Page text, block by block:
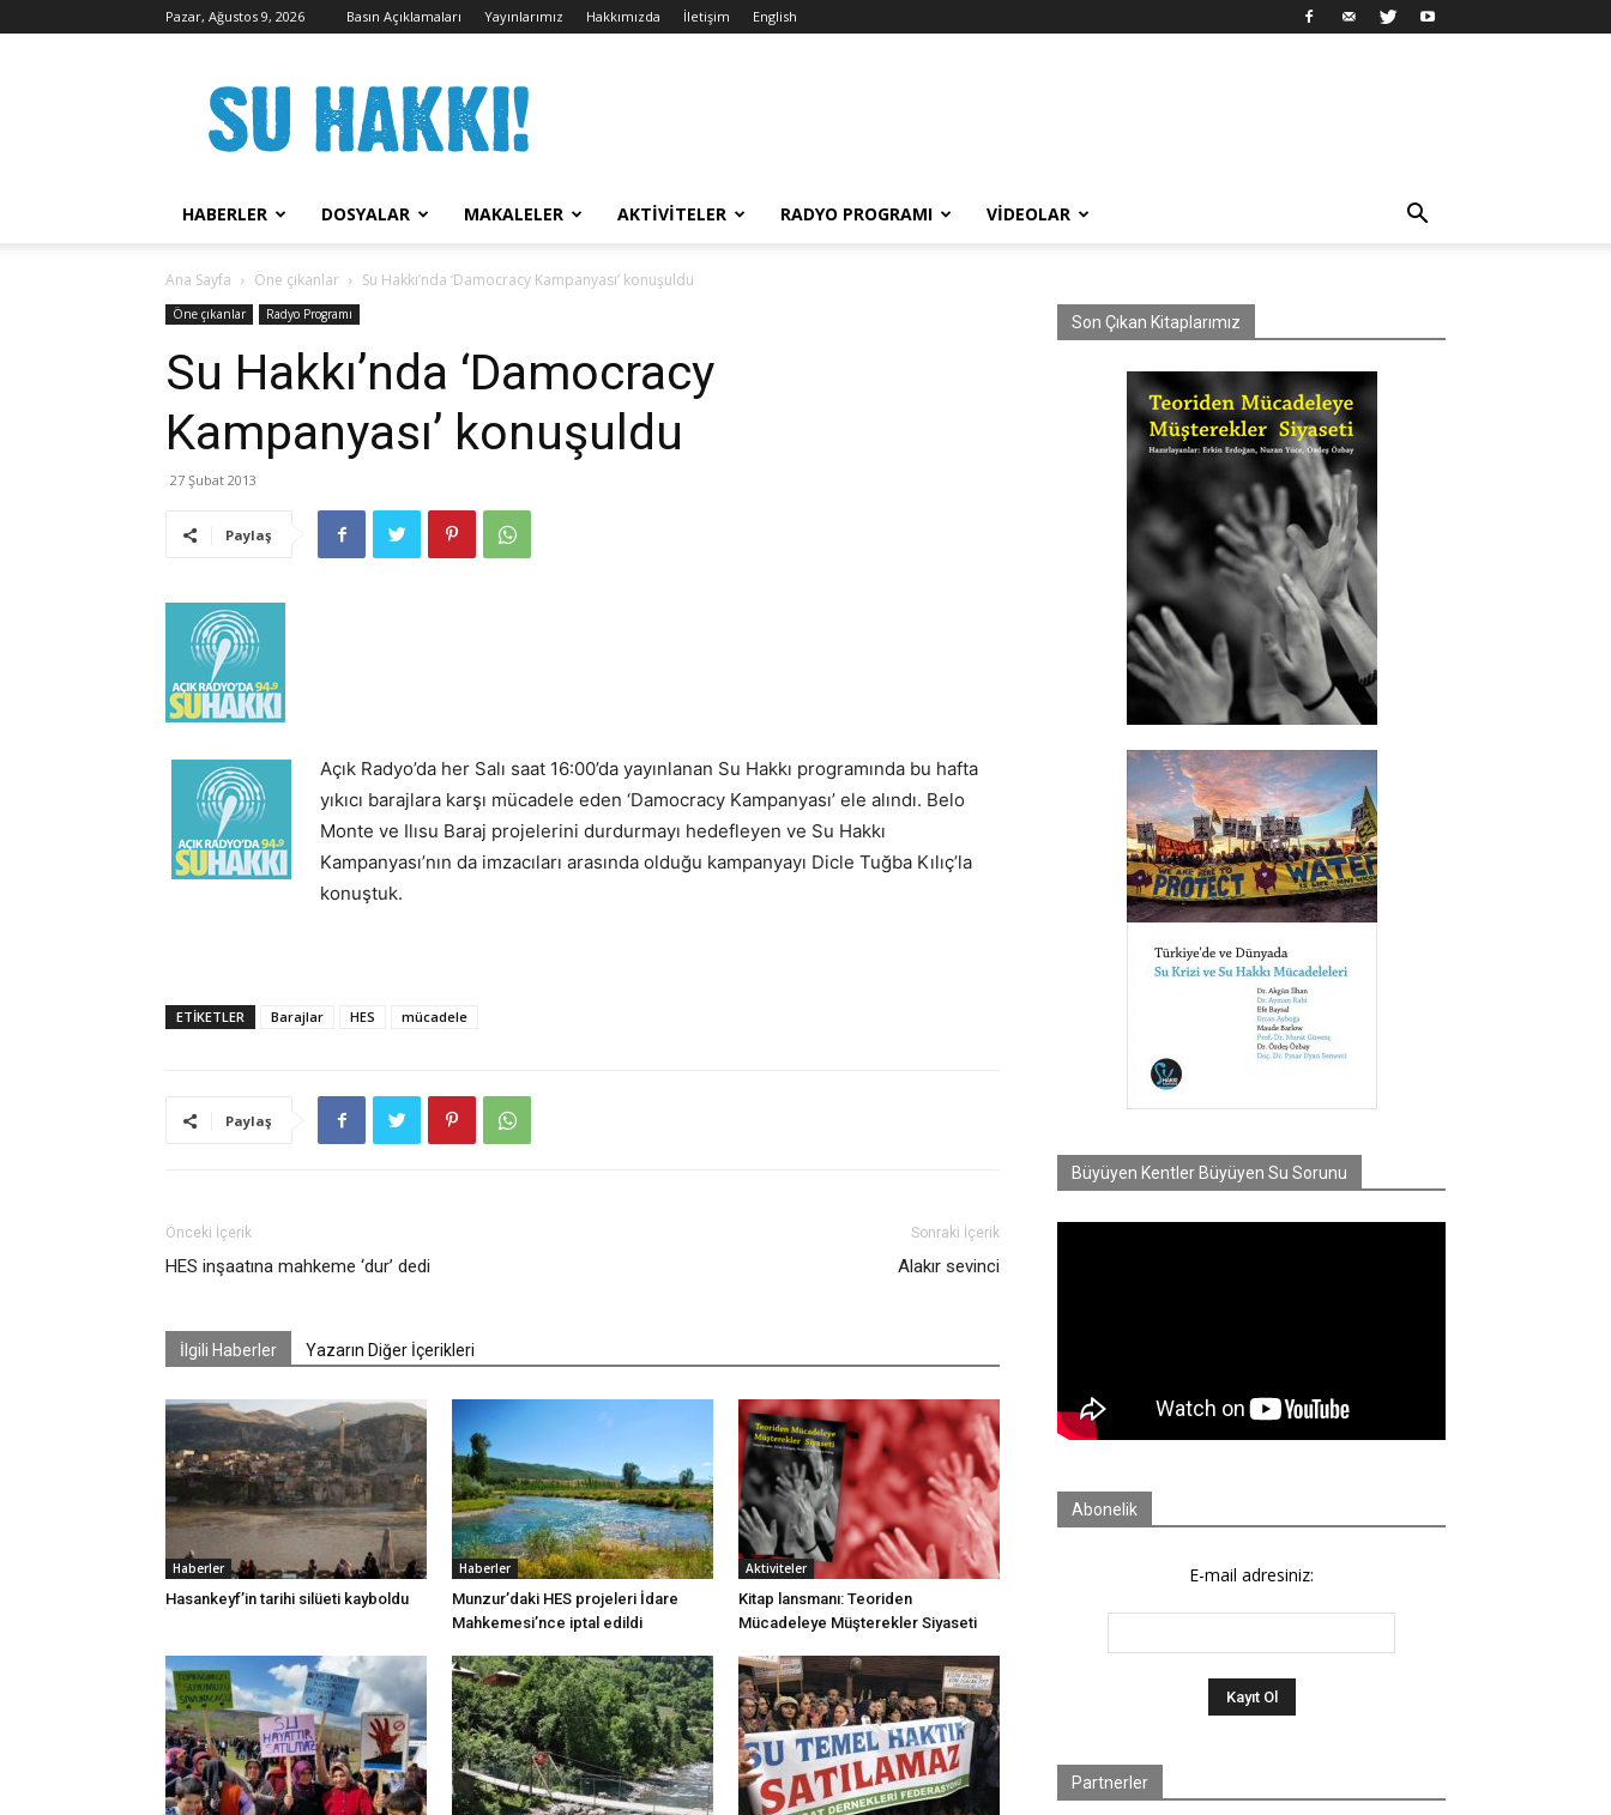
Pazar, Ağustos 9, 2026 Basın Açıklamaları Yayınlarımız Hakkımızda İletişim English
Hakkı
Kampanyası
HABERLER DOSYALAR MAKALELER AKTIVITELER RADYO PROGRAMI VIDEOLAR
Ana Sayfa Öne çıkanlar Su Hakkı’nda ‘Damocracy Kampanyası’ konuşuldu
Öne çıkanlar Radyo Programı
Su Hakkı’nda ‘Damocracy
Kampanyası’ konuşuldu
27 Şubat 2013
Paylaş
Açık Radyo’da her Salı saat 16:00’da yayınlanan Su Hakkı programında bu hafta
yıkıcı barajlara karşı mücadele eden ‘Damocracy Kampanyası’ ele alındı. Belo
Monte ve Ilısu Baraj projelerini durdurmayı hedefleyen ve Su Hakkı
Kampanyası’nın da imzacıları arasında olduğu kampanyayı Dicle Tuğba Kılıç’la
konuştuk.
ETIKETLER Barajlar HES mücadele
Paylaş
Önceki İçerik
HES inşaatına mahkeme ‘dur’ dedi
Sonraki İçerik
Alakır sevinci
İlgili Haberler Yazarın Diğer İçerikleri
Haberler
Hasankeyf’in tarihi silüeti kayboldu
Haberler
Munzur’daki HES projeleri İdare
Mahkemesi’nce iptal edildi
Aktiviteler
Kitap lansmanı: Teoriden
Mücadeleye Müşterekler Siyaseti
Son Çıkan Kitaplarımız
Büyüyen Kentler Büyüyen Su Sorunu
Abonelik
E-mail adresiniz:
Partnerler